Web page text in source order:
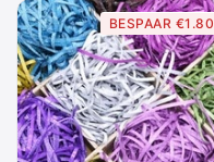
Voor Diy Decoratie
kaart Maken Craft
Supplies
BESPAAR €1.80